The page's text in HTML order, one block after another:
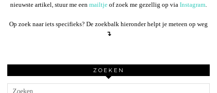
nieuwste artikel, stuur me een mailtje of zoek me gezellig op via Instagram
Op zoek naar iets specifieks? De zoekbalk hieronder helpt je meteen op weg
↴
ZOEKEN